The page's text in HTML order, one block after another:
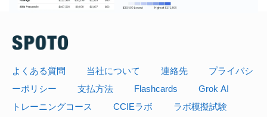
よくある質問 当社について 連絡先
プライバシ
ーポリシー
支払方法 Flashcards
Grok AI
トレーニングコース
CCIEラボ ラボ模擬試験